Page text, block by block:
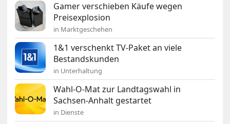
Gamer verschieben Käufe wegen
Preisexplosion
in Marktgeschehen
1&1 verschenkt TV-Paket an viele
Bestandskunden
in Unterhaltung
Wahl-O-Mat zur Landtagswahl in
Sachsen-Anhalt gestartet
in Dienste